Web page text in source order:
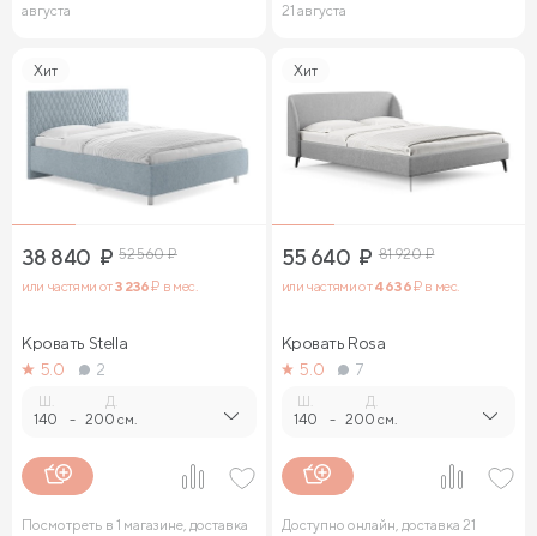
августа
21 августа
Хит
38 840 ₽ 52 560₽
или частями от3 236₽ в мес.
Кровать Stella
5.0
2
140 -
Д.
200 см.
Посмотреть в 1 магазине, доставка
Хит
55 640 ₽ 81 920₽
или частями от4 636₽ в мес.
Кровать Rosa
5.0
7
140 -
Д.
200 см.
Доступно онлайн, доставка 21